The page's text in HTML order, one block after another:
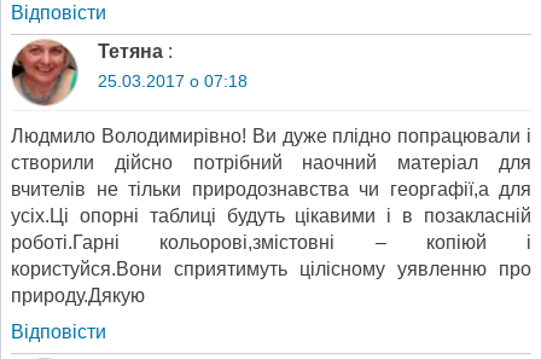
Відповіcти
Тетяна :
25.03.2017 о 07:18
Людмило Володимирівно! Ви дуже плідно попрацювали і
створили дійсно потрібний наочний матеріал для
вчителів не тільки природознавства чи георгафії,а для
усіх.Ці опорні таблиці будуть цікавими і в позакласній
роботі.Гарні кольорові,змістовні – копіюй і
користуйся.Вони сприятимуть цілісному уявленню про
природу.Дякую
Відповіcти